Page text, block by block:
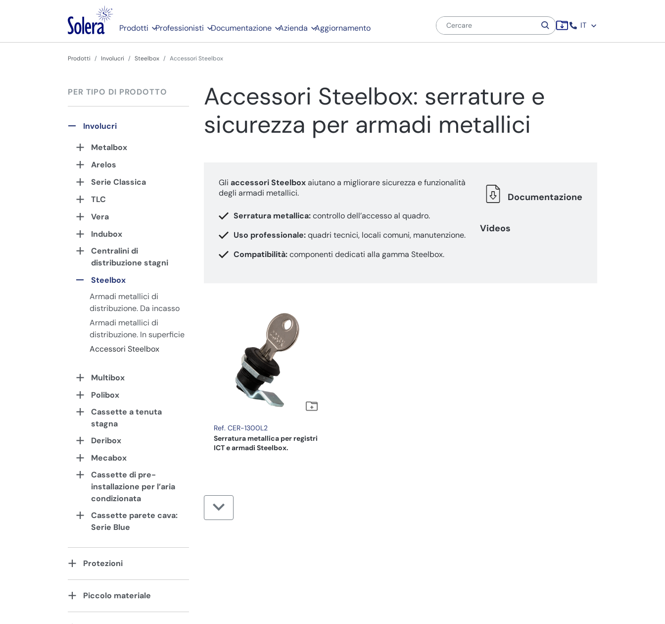
Prodotti Professionisti Documentazione Azienda Aggiornamento IT
Prodotti Involucri Steelbox Accessori Steelbox
PER TIPO DI PRODOTTO
Involucri
Metalbox
Arelos
Serie Classica
TLC
Vera
Indubox
Centralini di
distribuzione stagni
Steelbox
Armadi metallici di
distribuzione. Da incasso
Armadi metallici di
distribuzione. In superficie
Accessori Steelbox
Multibox
Polibox
Cassette a tenuta
stagna
Deribox
Mecabox
Cassette di pre-
installazione per l’aria
condizionata
Cassette parete cava:
Serie Blue
Protezioni
Piccolo materiale
Accessori Steelbox: serrature e
sicurezza per armadi metallici
Gli accessori Steelboxaiutano a migliorare sicurezza e funzionalità
degli armadi metallici.
Serratura metallica:controllo dell’accesso al quadro.
Uso professionale:quadri tecnici, locali comuni, manutenzione.
Compatibilità:componenti dedicati alla gamma Steelbox.
Documentazione
Videos
Ref. CER-1300L2
Serratura metallica per registri
ICT e armadi Steelbox.